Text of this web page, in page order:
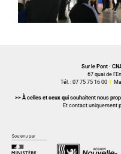
Sur le Pont ·
67 quai de
Tél. : 07 75 75 16 00
>> À celles et ceux qui souhaitent nous
Et contact uniquement